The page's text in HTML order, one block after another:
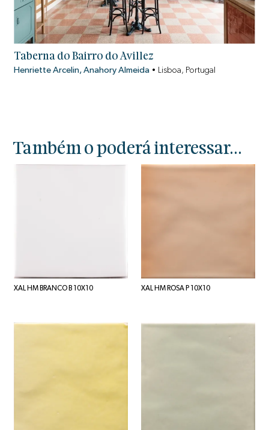
Taberna do Bairro do Avillez
Henriette Arcelin, Anahory Almeida • Lisboa, Portugal
Também o poderá interessar...
XAL HM BRANCO B 10X10 XAL HM ROSA P 10X10